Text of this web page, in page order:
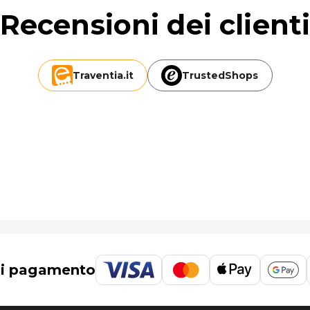
Recensioni dei clienti
Traventia.it TrustedShops
pagamento